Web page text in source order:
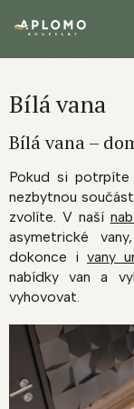
Bílá vana
Bílá vana –
Pokud si potrpíte
nezbytnou
zvolíte. V naší
asymetrické
dokonce i vany
nabídky van a
vyhovovat.